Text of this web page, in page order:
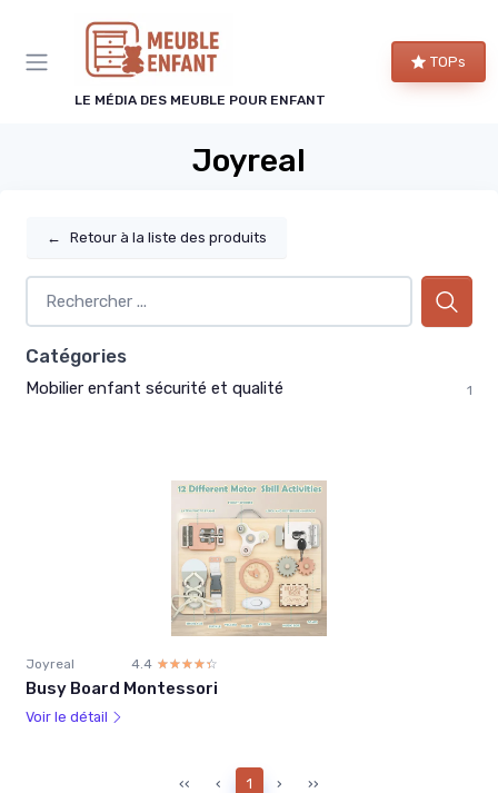
LE MÉDIA DES MEUBLE POUR ENFANT
TOPs
Joyreal
← Retour à la liste des produits
Catégories
Mobilier enfant sécurité et qualité 1
Joyreal 4.4 ☆☆☆☆☆
★★★★★
Busy Board Montessori
Voir le détail
‹‹ ‹ 1 › ››